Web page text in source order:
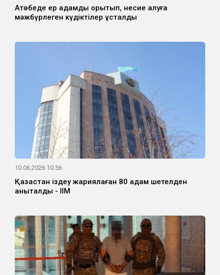
Ақтөбеде ер адамды қорқытып, несие алуға
мәжбүрлеген күдіктілер ұсталды
10.06.2026 10:56
Қазақстан іздеу жариялаған 80 адам шетелден
анықталды - ІІМ